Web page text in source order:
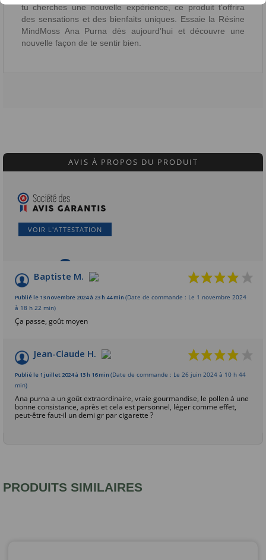
tu cherches une nouvelle expérience, ce produit t’offrira
des sensations et des bienfaits uniques. Essaie la Résine
MindMoss Ana Purna dès aujourd’hui et découvre une
nouvelle façon de te sentir bien.
AVIS À PROPOS DU PRODUIT
VOIR L'ATTESTATION
8/10
Basé sur 2 avis
Baptiste M.
Publié le 13 novembre 2024 à 23 h 44 min (Date de commande : Le 1 novembre 2024
à 18 h 22 min)
Ça passe, goût moyen
Jean-Claude H.
Publié le 1 juillet 2024 à 13 h 16 min (Date de commande : Le 26 juin 2024 à 10 h 44
min)
Ana purna a un goût extraordinaire, vraie gourmandise, le pollen à une
bonne consistance, après et cela est personnel, léger comme effet,
peut-être faut-il un demi gr par cigarette ?
PRODUITS SIMILAIRES